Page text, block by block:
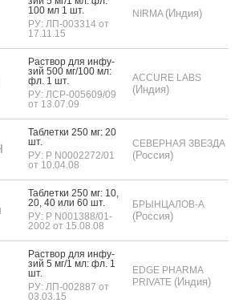
100 мл 1 шт.
РУ: ЛП-003314 от
17.11.15
NIRMA (Индия)
Рас­твор для ин­фу­
зий 500 мг/100 мл:
фл. 1 шт.
РУ: ЛСР-005609/09
от 13.07.09
ACCURE LABS
(Индия)
Таб­летки 250 мг: 20
шт.
РУ: Р N0002272/01
от 10.04.08
СЕВЕРНАЯ ЗВЕЗДА
(Россия)
Таб­летки 250 мг: 10,
20, 40 или 60 шт.
РУ: Р N001388/01-
2002 от 15.08.08
БРЫНЦАЛОВ-А
(Россия)
Рас­твор для ин­фу­
зий 5 мг/1 мл: фл. 1
шт.
РУ: ЛП-002887 от
03.03.15
EDGE PHARMA
PRIVATE (Индия)